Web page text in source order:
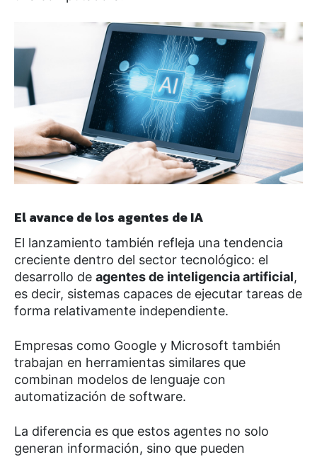
El avance de los agentes de IA
El lanzamiento también refleja una tendencia
creciente dentro del sector tecnológico: el
desarrollo de agentes de inteligencia artificial,
es decir, sistemas capaces de ejecutar tareas de
forma relativamente independiente.
Empresas como Google y Microsoft también
trabajan en herramientas similares que
combinan modelos de lenguaje con
automatización de software.
La diferencia es que estos agentes no solo
generan información, sino que pueden